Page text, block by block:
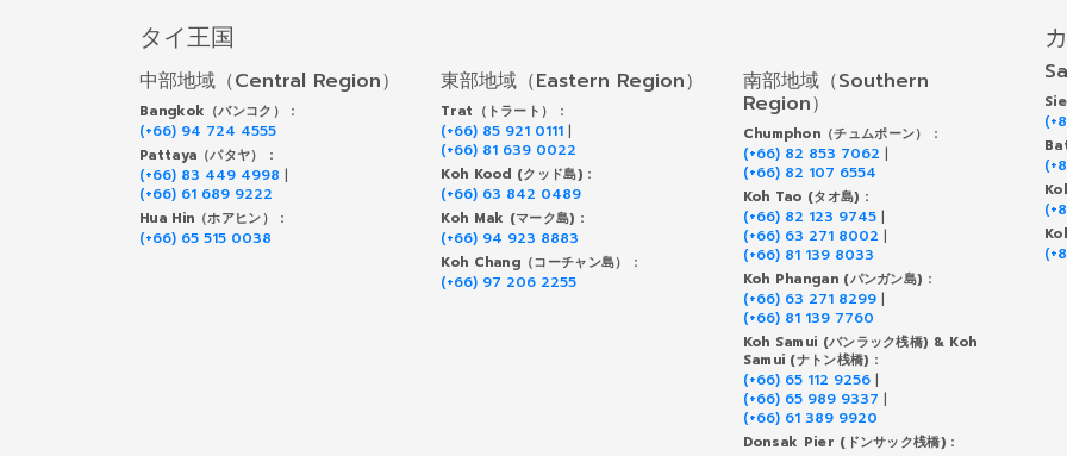
タイ王国
中部地域（Central Region）
Bangkok（バンコク） :
(+66) 94 724 4555
Pattaya（パタヤ） :
(+66) 83 449 4998 |
(+66) 61 689 9222
Hua Hin（ホアヒン） :
(+66) 65 515 0038
東部地域（Eastern Region）
Trat（トラート） :
(+66) 85 921 0111 |
(+66) 81 639 0022
Koh Kood (クッド島) :
(+66) 63 842 0489
Koh Mak (マーク島) :
(+66) 94 923 8883
Koh Chang（コーチャン島） :
(+66) 97 206 2255
南部地域（Southern
Region）
Chumphon（チュムポーン） :
(+66) 82 853 7062 |
(+66) 82 107 6554
Koh Tao (タオ島) :
(+66) 82 123 9745|
(+66) 63 271 8002 |
(+66) 81 139 8033
Koh Phangan (パンガン島) :
(+66) 63 271 8299|
(+66) 81 139 7760
Koh Samui (バンラック桟橋) & Koh
Samui (ナトン桟橋) :
(+66) 65 112 9256|
(+66) 65 989 9337 |
(+66) 61 389 9920
Donsak Pier (ドンサック桟橋) :